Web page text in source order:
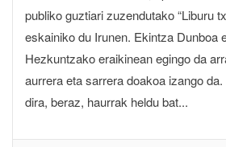
publiko guztiari zuzendutako “Liburu
eskainiko du Irunen. Ekintza Dunboa
Hezkuntzako eraikinean egingo da
aurrera eta sarrera doakoa izango
dira, beraz, haurrak heldu bat...